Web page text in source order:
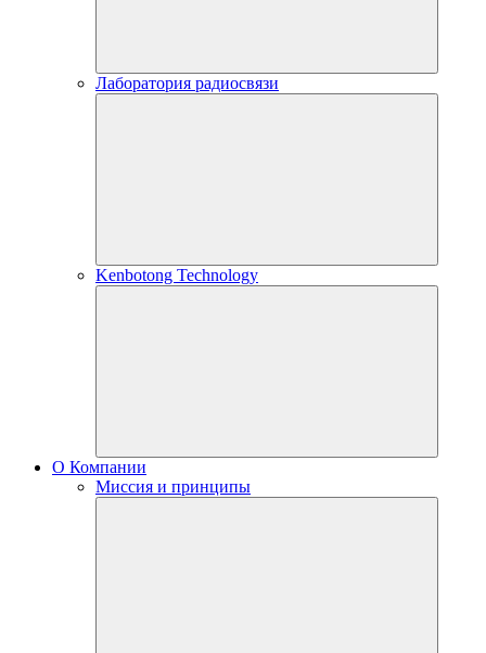
Лаборатория радиосвязи
Kenbotong Technology
О Компании
Миссия и принципы